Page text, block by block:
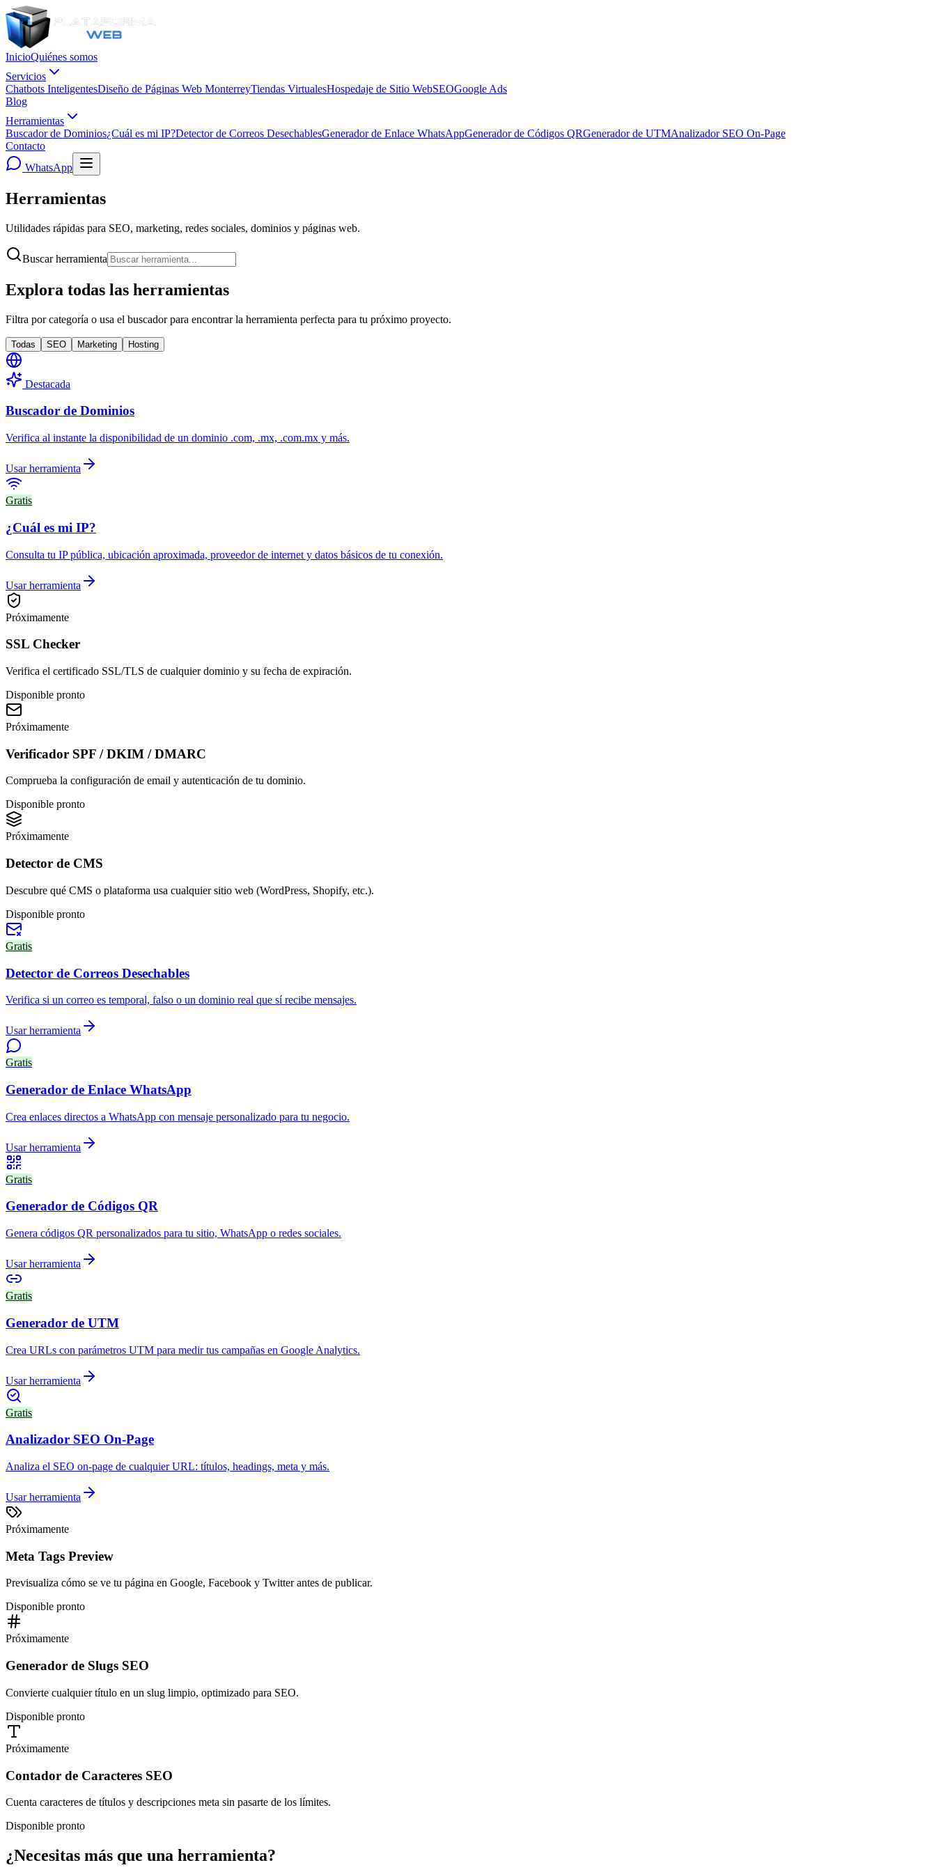
InicioQuiénes somos
Servicios
Chatbots InteligentesDiseño de Páginas Web MonterreyTiendas VirtualesHospedaje de Sitio WebSEOGoogle Ads
Blog
Herramientas
Buscador de Dominios¿Cuál es mi IP?Detector de Correos DesechablesGenerador de Enlace WhatsAppGenerador de Códigos QRGenerador de UTMAnalizador SEO On-Page
Contacto
WhatsApp
Herramientas
Utilidades rápidas para SEO, marketing, redes sociales, dominios y páginas web.
Buscar herramienta
Explora todas las herramientas
Filtra por categoría o usa el buscador para encontrar la herramienta perfecta para tu próximo proyecto.
Todas SEO Marketing Hosting
Destacada
Buscador de Dominios
Verifica al instante la disponibilidad de un dominio .com, .mx, .com.mx y más.
Usar herramienta
Gratis
¿Cuál es mi IP?
Consulta tu IP pública, ubicación aproximada, proveedor de internet y datos básicos de tu conexión.
Usar herramienta
Próximamente
SSL Checker
Verifica el certificado SSL/TLS de cualquier dominio y su fecha de expiración.
Disponible pronto
Próximamente
Verificador SPF / DKIM / DMARC
Comprueba la configuración de email y autenticación de tu dominio.
Disponible pronto
Próximamente
Detector de CMS
Descubre qué CMS o plataforma usa cualquier sitio web (WordPress, Shopify, etc.).
Disponible pronto
Gratis
Detector de Correos Desechables
Verifica si un correo es temporal, falso o un dominio real que sí recibe mensajes.
Usar herramienta
Gratis
Generador de Enlace WhatsApp
Crea enlaces directos a WhatsApp con mensaje personalizado para tu negocio.
Usar herramienta
Gratis
Generador de Códigos QR
Genera códigos QR personalizados para tu sitio, WhatsApp o redes sociales.
Usar herramienta
Gratis
Generador de UTM
Crea URLs con parámetros UTM para medir tus campañas en Google Analytics.
Usar herramienta
Gratis
Analizador SEO On-Page
Analiza el SEO on-page de cualquier URL: títulos, headings, meta y más.
Usar herramienta
Próximamente
Meta Tags Preview
Previsualiza cómo se ve tu página en Google, Facebook y Twitter antes de publicar.
Disponible pronto
Próximamente
Generador de Slugs SEO
Convierte cualquier título en un slug limpio, optimizado para SEO.
Disponible pronto
Próximamente
Contador de Caracteres SEO
Cuenta caracteres de títulos y descripciones meta sin pasarte de los límites.
Disponible pronto
¿Necesitas más que una herramienta?